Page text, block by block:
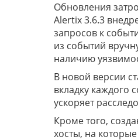
Обновления
Alertix 3.6.3
запросов к
из событий
наличию
В новой версии
вкладку каждого
ускоряет
Кроме того,
хосты, на